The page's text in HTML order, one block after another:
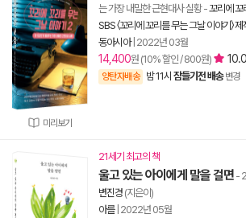
미리보기
는 가장 내밀한 근현대사 실황-꼬리에 꼬
SBS 〈꼬리에 꼬리를 무는 그날 이야기〉
동아시아| 2022년 03월
14,400원 (10% 할인 / 800원) 10.0
양탄자배송 밤 11시 잠들기전 배송 변경
21세기 최고의 책
울고 있는 아이에게 말을 걸면 -
변진경 (지은이)
아를| 2022년 05월